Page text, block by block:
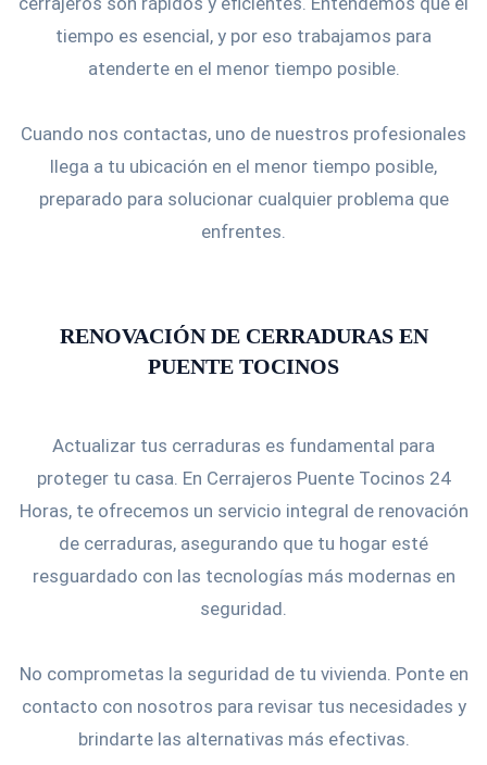
tiempo es esencial, y por eso trabajamos para
atenderte en el menor tiempo posible.
Cuando nos contactas, uno de nuestros profesionales
llega a tu ubicación en el menor tiempo posible,
preparado para solucionar cualquier problema que
enfrentes.
RENOVACIÓN DE CERRADURAS EN
PUENTE TOCINOS
Actualizar tus cerraduras es fundamental para
proteger tu casa. En Cerrajeros Puente Tocinos 24
Horas, te ofrecemos un servicio integral de renovación
de cerraduras, asegurando que tu hogar esté
resguardado con las tecnologías más modernas en
seguridad.
No comprometas la seguridad de tu vivienda. Ponte en
contacto con nosotros para revisar tus necesidades y
brindarte las alternativas más efectivas.